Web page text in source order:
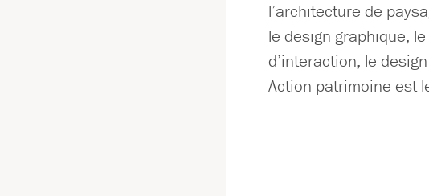
l’architecture de
le design graphique,
d’interaction, le
Action patrimoine est